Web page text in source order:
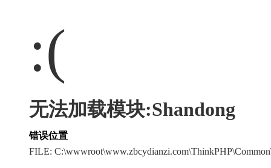
:(
无法加载模块:Shandong
错误位置
FILE: